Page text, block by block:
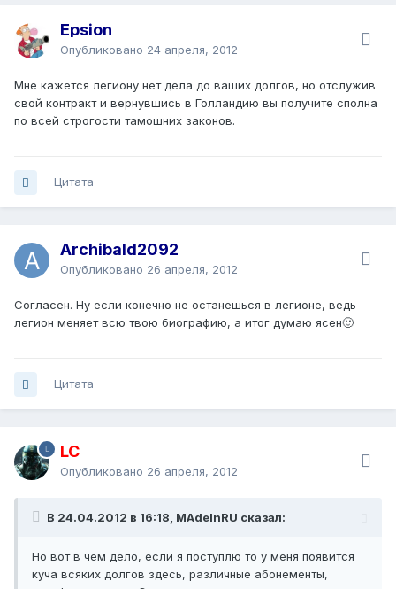
Epsion
Опубликовано 24 апреля, 2012
Мне кажется легиону нет дела до ваших долгов, но отслужив
свой контракт и вернувшись в Голландию вы получите сполна
по всей строгости тамошних законов.
Цитата
Archibald2092
Опубликовано 26 апреля, 2012
Согласен. Ну если конечно не останешься в легионе, ведь
легион меняет всю твою биографию, а итог думаю ясен🙂
Цитата
LC
Опубликовано 26 апреля, 2012
В 24.04.2012 в 16:18, MAdeInRU сказал:
Но вот в чем дело, если я поступлю то у меня появится
куча всяких долгов здесь, различные абонементы,